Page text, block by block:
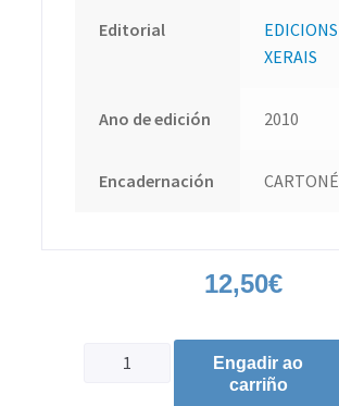
Editorial
EDICIONS
XERAIS
Ano de edición 2010
Encadernación CARTONÉ
12,50€
Engadir ao
carriño